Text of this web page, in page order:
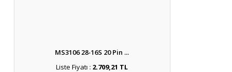
MS3106 28-16S 20 Pin ...
Liste Fiyatı : 2.709,21 TL